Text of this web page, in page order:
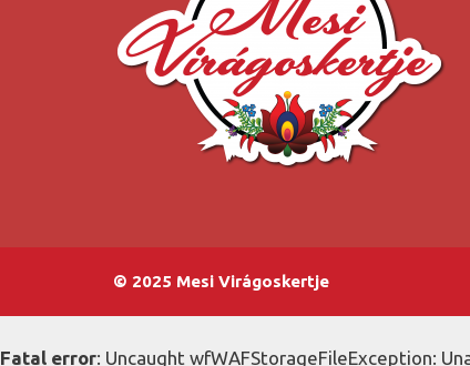
© 2025 Mesi Virágoskertje
Fatal error: Uncaught wfWAFStorageFileException: